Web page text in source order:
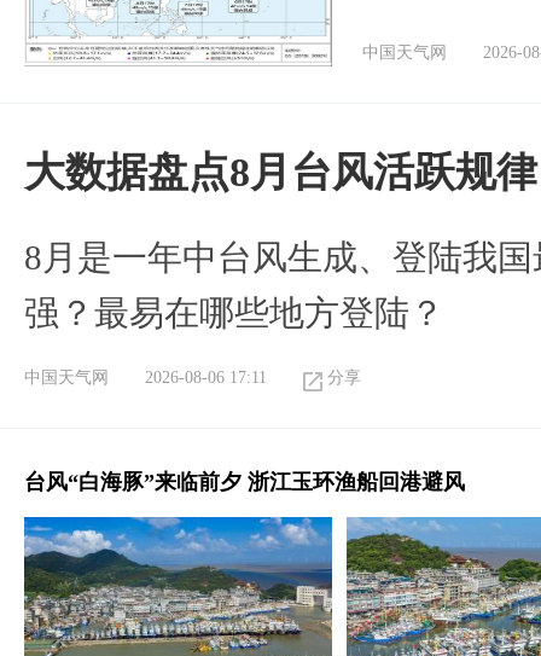
中国天气网 2026-
大数据盘点8月台风活跃规律
8月是一年中台风生成、登陆我
强？最易在哪些地方登陆？
中国天气网 2026-08-06 17:11 分享
台风“白海豚”来临前夕 浙江玉环渔船回港避风